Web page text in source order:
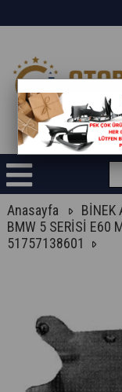
Anasayfa BİNEK
BMW 5 SERİSİ E60
51757138601